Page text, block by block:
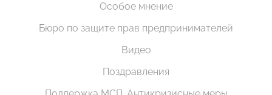
Особое мнение
Бюро по защите прав предпринимателей
Видео
Поздравления